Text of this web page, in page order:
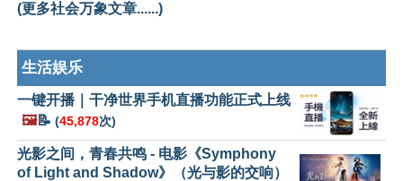
(更多社会万象文章......)
生活娱乐
一键开播｜干净世界手机直播功能正式上线
🖼️📝 (45,878次)
光影之间，青春共鸣 - 电影《Symphony
of Light and Shadow》（光与影的交响）